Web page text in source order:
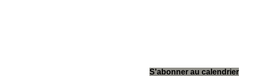
S'abonner au calendrier